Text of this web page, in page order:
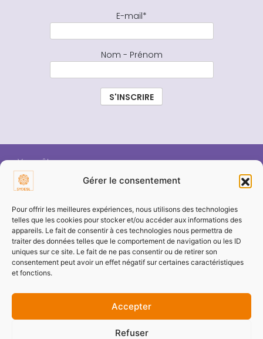
Gérer le consentement
Pour offrir les meilleures expériences, nous utilisons des technologies
telles que les cookies pour stocker et/ou accéder aux informations des
appareils. Le fait de consentir à ces technologies nous permettra de
traiter des données telles que le comportement de navigation ou les ID
uniques sur ce site. Le fait de ne pas consentir ou de retirer son
consentement peut avoir un effet négatif sur certaines caractéristiques
et fonctions.
Accepter
Refuser
E-mail*
Nom - Prénom
Vous êtes :
COMMUNE / COLLECTIVITÉ
PARTICULIER